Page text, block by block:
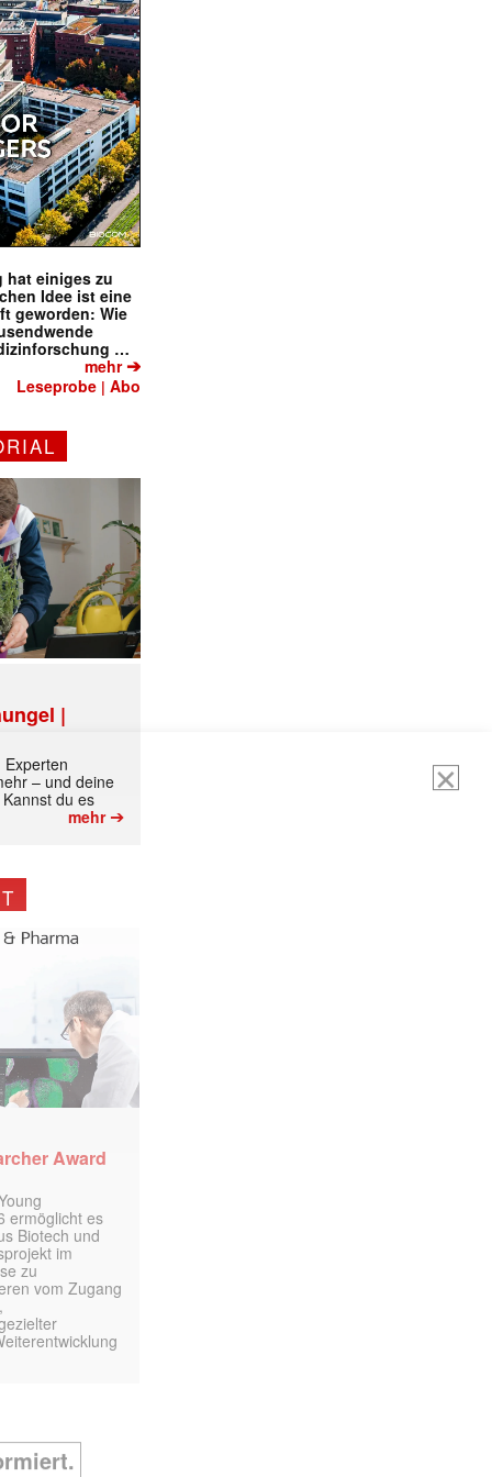
hat einiges zu
Idee ist eine
geworden: Wie
…
mehr➔
Leseprobe |Abo
|
Experten
– und deine
du es
mehr➔
Award
ermöglicht es
Biotech und
im
zu
vom Zugang